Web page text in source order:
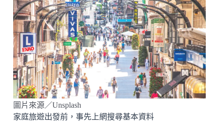
圖片來源／Unsplash
家庭旅遊出發前，事先上網搜尋基本資料